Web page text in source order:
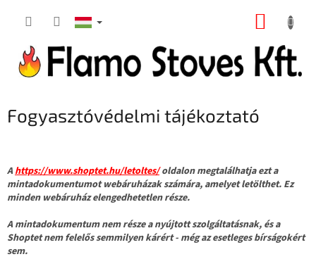
tartalomhoz
KOSÁR
Fogyasztóvédelmi tájékoztató
A https://www.shoptet.hu/letoltes/oldalon megtalálhatja ezt a
mintadokumentumot webáruházak számára, amelyet letölthet. Ez
minden webáruház elengedhetetlen része.
A mintadokumentum nem része a nyújtott szolgáltatásnak, és a
Shoptet nem felelős semmilyen kárért - még az esetleges bírságokért
sem.